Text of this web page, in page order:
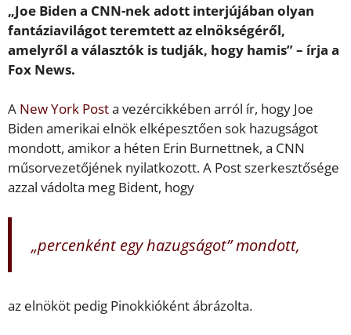
„Joe Biden a CNN-nek adott interjújában olyan
fantáziavilágot teremtett az elnökségéről,
amelyről a választók is tudják, hogy hamis” – írja a
Fox News.
A New York Posta vezércikkében arról ír, hogy Joe
Biden amerikai elnök elképesztően sok hazugságot
mondott, amikor a héten Erin Burnettnek, a CNN
műsorvezetőjének nyilatkozott. A Post szerkesztősége
azzal vádolta meg Bident, hogy
„percenként egy hazugságot” mondott,
az elnököt pedig Pinokkióként ábrázolta.